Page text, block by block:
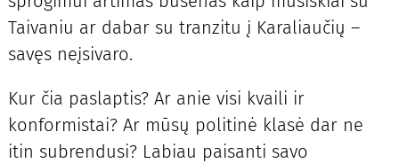
Taivaniu ar dabar su tranzitu į Karaliaučių –
savęs neįsivaro.
Kur čia paslaptis? Ar anie visi kvaili ir
konformistai? Ar mūsų politinė klasė dar ne
itin subrendusi? Labiau paisanti savo